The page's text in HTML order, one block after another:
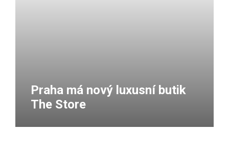
Praha má nový luxusní butik
The Store